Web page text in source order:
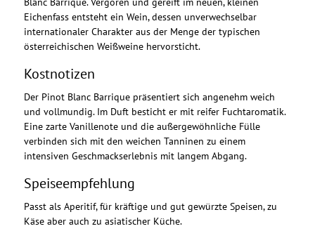
Eichenfass entsteht ein Wein, dessen unverwechselbar
internationaler Charakter aus der Menge der typischen
österreichischen Weißweine hervorsticht.
Kostnotizen
Der Pinot Blanc Barrique präsentiert sich angenehm weich
und vollmundig. Im Duft besticht er mit reifer Fuchtaromatik.
Eine zarte Vanillenote und die außergewöhnliche Fülle
verbinden sich mit den weichen Tanninen zu einem
intensiven Geschmackserlebnis mit langem Abgang.
Speiseempfehlung
Passt als Aperitif, für kräftige und gut gewürzte Speisen, zu
Käse aber auch zu asiatischer Küche.